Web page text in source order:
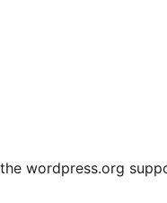
wordpress.org